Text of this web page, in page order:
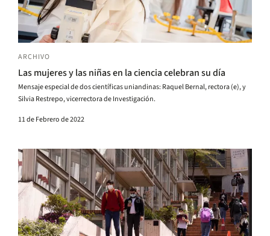
ARCHIVO
Las mujeres y las niñas en la ciencia celebran su día
Mensaje especial de dos científicas uniandinas: Raquel Bernal, rectora (e), y
Silvia Restrepo, vicerrectora de Investigación.
11 de Febrero de 2022